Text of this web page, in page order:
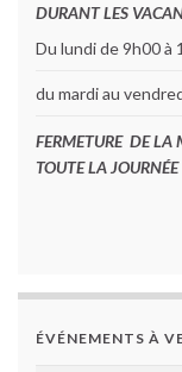
DURANT LES
Du lundi de 9h00 à
du mardi au
FERMETURE DE LA
TOUTE LA JOURNÉE
ÉVÉNEMENTS À